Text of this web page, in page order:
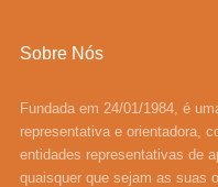
Sobre Nós
Fundada em 24/01/1984, é
representativa e orientadora,
entidades representativas de
quaisquer que sejam as suas